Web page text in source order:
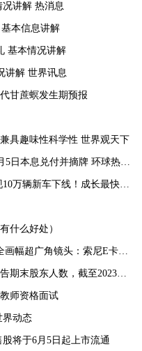
讲解 热消息
基本信息讲解
基本情况讲解
讲解 世界讯息
甘蔗螟发生期预报
具趣味性科学性 世界观天下
本息兑付并摘牌 环球热推荐
下线！成长最快的新势力竟然是TA
什么好处）
广角镜头：索尼E卡口，3499元
3月31日，公司股东总数为45,677 全球热点评
师资格面试
界动态
将于6月5日起上市流通